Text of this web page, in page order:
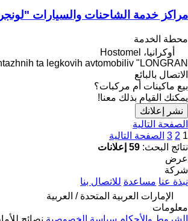
مراكز خدمة الشاحنات والسيارات
محطة الخدمة
أوكرانيا، Hostomel
ta legkovih avtomobiliv "LONGRAN"
الاتصال بالبائع
بيع ماكينات أم مركبات؟
يمكنك القيام بذلك معنا!
نشر إعلانك
الصفحة التالية
1
2
3 الصفحة التالية
نتائج البحث: 59 إعلانات
عرض
شركة
نبذة عنا مساعدة للاتصال بنا
الإمارات العربية المتحدة / العربية
معلومات
الشروط والأحكام سياسة الخصوصية نصائح